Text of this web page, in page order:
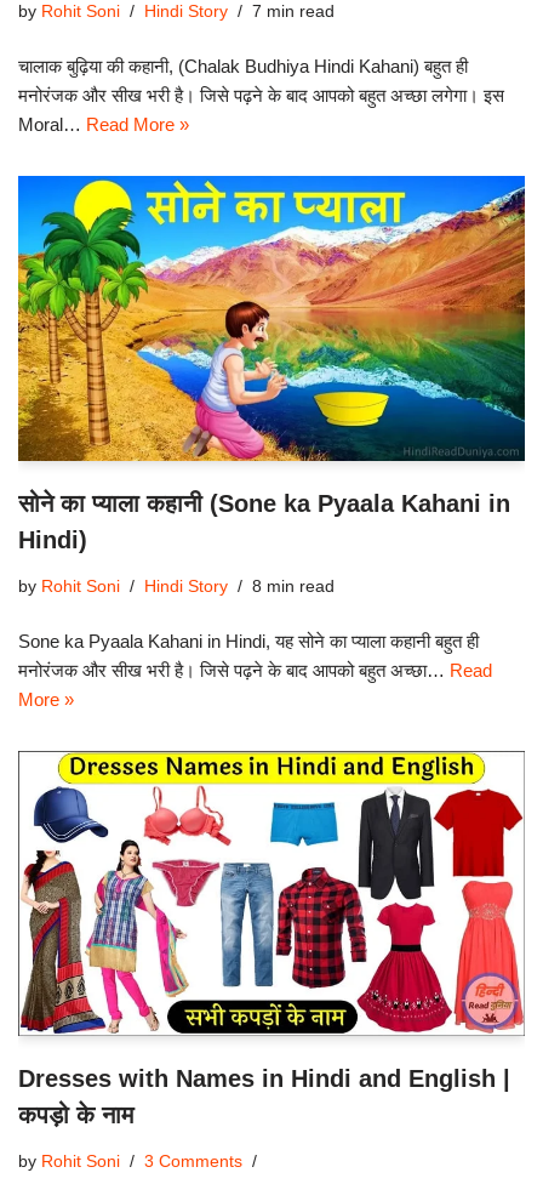
by Rohit Soni Hindi Story 7 min read
चालाक बुढ़िया की कहानी, (Chalak Budhiya Hindi Kahani) बहुत ही
मनोरंजक और सीख भरी है। जिसे पढ़ने के बाद आपको बहुत अच्छा लगेगा। इस
Moral… Read More »
सोने का प्याला कहानी (Sone ka Pyaala Kahani in
Hindi)
by Rohit Soni Hindi Story 8 min read
Sone ka Pyaala Kahani in Hindi, यह सोने का प्याला कहानी बहुत ही
मनोरंजक और सीख भरी है। जिसे पढ़ने के बाद आपको बहुत अच्छा… Read
More »
Dresses with Names in Hindi and English |
कपड़ो के नाम
by Rohit Soni
3 Comments